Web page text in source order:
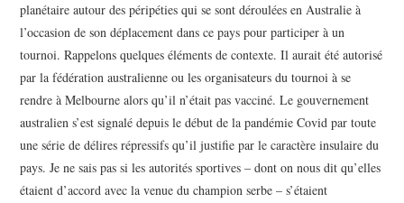
planétaire autour des péripéties qui se sont déroulées en Australie à
l’occasion de son déplacement dans ce pays pour participer à un
tournoi. Rappelons quelques éléments de contexte. Il aurait été autorisé
par la fédération australienne ou les organisateurs du tournoi à se
rendre à Melbourne alors qu’il n’était pas vacciné. Le gouvernement
australien s’est signalé depuis le début de la pandémie Covid par toute
une série de délires répressifs qu’il justifie par le caractère insulaire du
pays. Je ne sais pas si les autorités sportives – dont on nous dit qu’elles
étaient d’accord avec la venue du champion serbe – s’étaient